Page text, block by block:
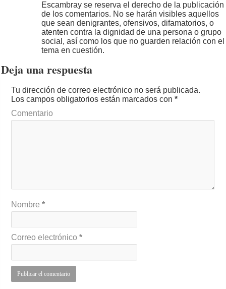
Escambray se reserva el derecho de la publicación
de los comentarios. No se harán visibles aquellos
que sean denigrantes, ofensivos, difamatorios, o
atenten contra la dignidad de una persona o grupo
social, así como los que no guarden relación con el
tema en cuestión.
Deja una respuesta
Tu dirección de correo electrónico no será publicada.
Los campos obligatorios están marcados con*
Comentario
Nombre*
Correo electrónico*